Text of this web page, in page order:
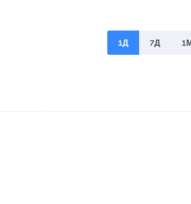
1Д 7Д